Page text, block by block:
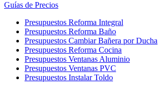
Guías de Precios
Presupuestos Reforma Integral
Presupuestos Reforma Baño
Presupuestos Cambiar Bañera por Ducha
Presupuestos Reforma Cocina
Presupuestos Ventanas Aluminio
Presupuestos Ventanas PVC
Presupuestos Instalar Toldo